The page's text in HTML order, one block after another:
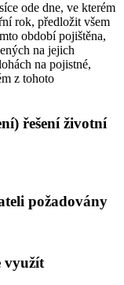
ode dne, ve kterém
rok, předložit všem
období pojištěna,
na jejich
na pojistné,
z tohoto
řešení životní
požadovány
využít